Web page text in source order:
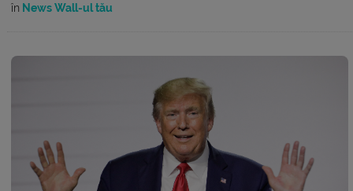
în News Wall-ul tău